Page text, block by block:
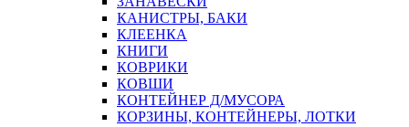
КАНИСТРЫ, БАКИ
КЛЕЕНКА
КНИГИ
КОВРИКИ
КОВШИ
КОНТЕЙНЕР Д/МУСОРА
КОРЗИНЫ, КОНТЕЙНЕРЫ, ЛОТКИ